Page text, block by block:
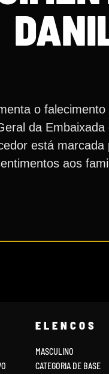
o
da
está
aos
ELENCOS
MASCULINO
CATEGORIA DE BASE